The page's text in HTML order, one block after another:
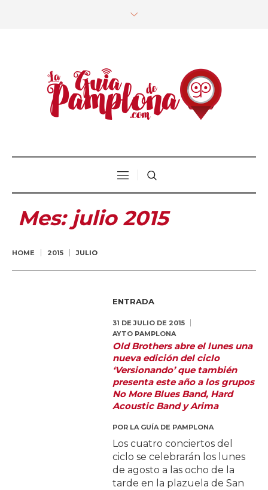
Mes: julio 2015
HOME 2015 JULIO
ENTRADA
31 DE JULIO DE 2015
AYTO PAMPLONA
Old Brothers abre el lunes una
nueva edición del ciclo
‘Versionando’ que también
presenta este año a los grupos
No More Blues Band, Hard
Acoustic Band y Arima
POR LA GUÍA DE PAMPLONA
Los cuatro conciertos del
ciclo se celebrarán los lunes
de agosto a las ocho de la
tarde en la plazuela de San